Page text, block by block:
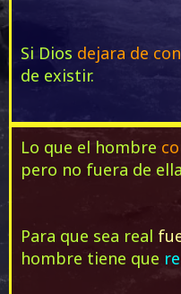
Si Dios dejara de
de existir.
Lo que el hombre
pero no fuera de
Para que sea real
hombre tiene que